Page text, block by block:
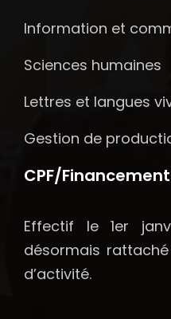
Information et
Sciences humaines
Lettres et langues
Gestion de
CPF/
Effectif le 1er
désormais
d’activité.